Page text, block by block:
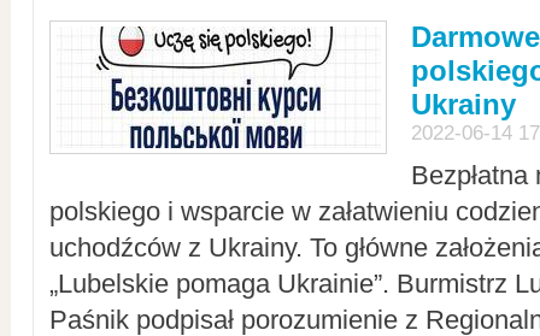
Ukrainy
2022-06-14
polskiego i wsparcie w załatwieniu
uchodźców z Ukrainy. To główne
„Lubelskie pomaga Ukrainie”. Burmistrz
Paśnik podpisał porozumienie z